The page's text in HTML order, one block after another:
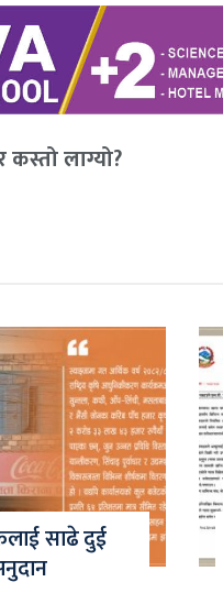
लाग्यो?
साढे दुई